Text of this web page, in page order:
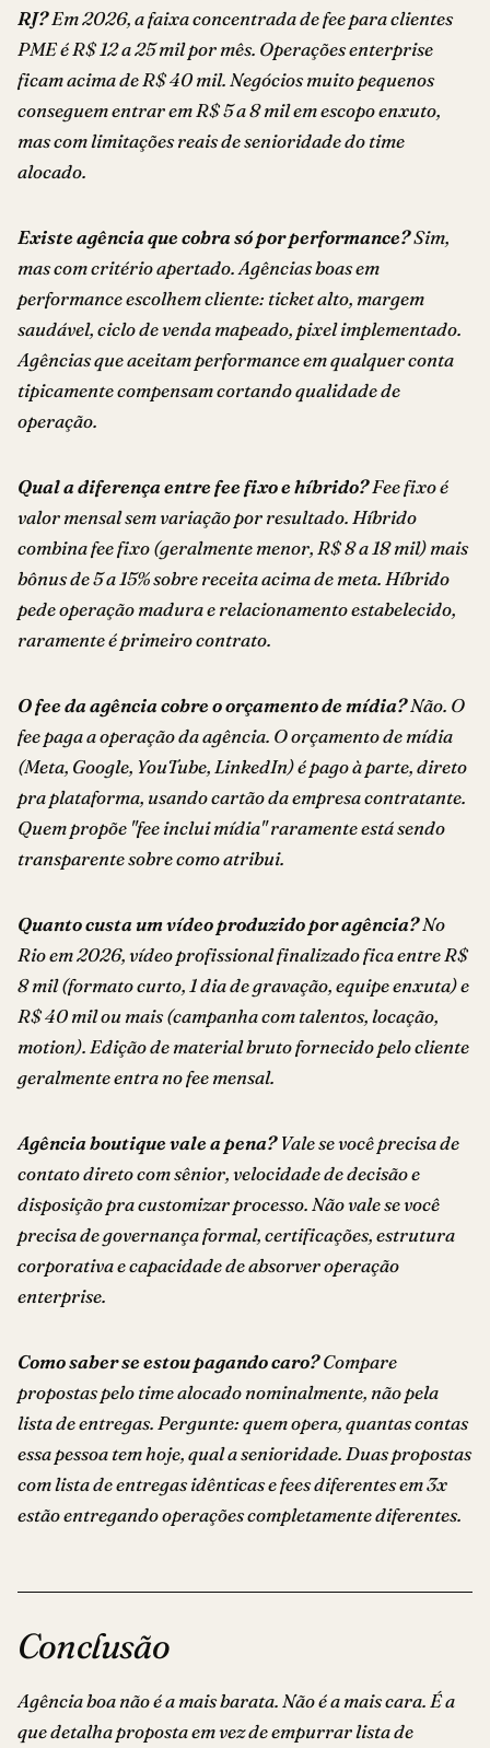
RJ?Em 2026, a faixa concentrada de fee para clientes
PME é R$ 12 a 25 mil por mês. Operações enterprise
ficam acima de R$ 40 mil. Negócios muito pequenos
conseguem entrar em R$ 5 a 8 mil em escopo enxuto,
mas com limitações reais de senioridade do time
alocado.
Existe agência que cobra só por performance?Sim,
mas com critério apertado. Agências boas em
performance escolhem cliente: ticket alto, margem
saudável, ciclo de venda mapeado, pixel implementado.
Agências que aceitam performance em qualquer conta
tipicamente compensam cortando qualidade de
operação.
Qual a diferença entre fee fixo e híbrido?Fee fixo é
valor mensal sem variação por resultado. Híbrido
combina fee fixo (geralmente menor, R$ 8 a 18 mil) mais
bônus de 5 a 15% sobre receita acima de meta. Híbrido
pede operação madura e relacionamento estabelecido,
raramente é primeiro contrato.
O fee da agência cobre o orçamento de mídia?Não. O
fee paga a operação da agência. O orçamento de mídia
(Meta, Google, YouTube, LinkedIn) é pago à parte, direto
pra plataforma, usando cartão da empresa contratante.
Quem propõe "fee inclui mídia" raramente está sendo
transparente sobre como atribui.
Quanto custa um vídeo produzido por agência?No
Rio em 2026, vídeo profissional finalizado fica entre R$
8 mil (formato curto, 1 dia de gravação, equipe enxuta) e
R$ 40 mil ou mais (campanha com talentos, locação,
motion). Edição de material bruto fornecido pelo cliente
geralmente entra no fee mensal.
Agência boutique vale a pena?Vale se você precisa de
contato direto com sênior, velocidade de decisão e
disposição pra customizar processo. Não vale se você
precisa de governança formal, certificações, estrutura
corporativa e capacidade de absorver operação
enterprise.
Como saber se estou pagando caro?Compare
propostas pelo time alocado nominalmente, não pela
lista de entregas. Pergunte: quem opera, quantas contas
essa pessoa tem hoje, qual a senioridade. Duas propostas
com lista de entregas idênticas e fees diferentes em 3x
estão entregando operações completamente diferentes.
Conclusão
Agência boa não é a mais barata. Não é a mais cara. É a
que detalha proposta em vez de empurrar lista de